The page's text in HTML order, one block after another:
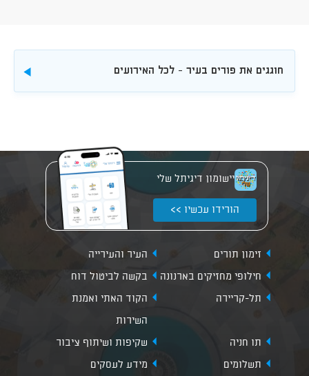
חוגגים את פורים בעיר - לכל האירועים
יישומון דיגיתל שלי
הורידו עכשיו >>
זימון תורים
העיר והעירייה
חילופי מחזיקים בארנונה
בקשה לביטול דוח
תל-קריירה
הקוד האתי ואמנת
השירות
תו חניה
שקיפות ושיתוף ציבור
תשלומים
מידע לעסקים